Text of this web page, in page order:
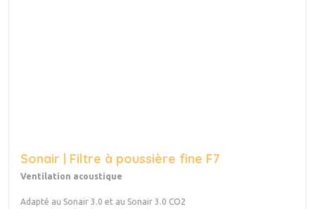
Sonair | Filtre à poussière fine F7
Ventilation acoustique
Adapté au Sonair 3.0 et au Sonair 3.0 CO2